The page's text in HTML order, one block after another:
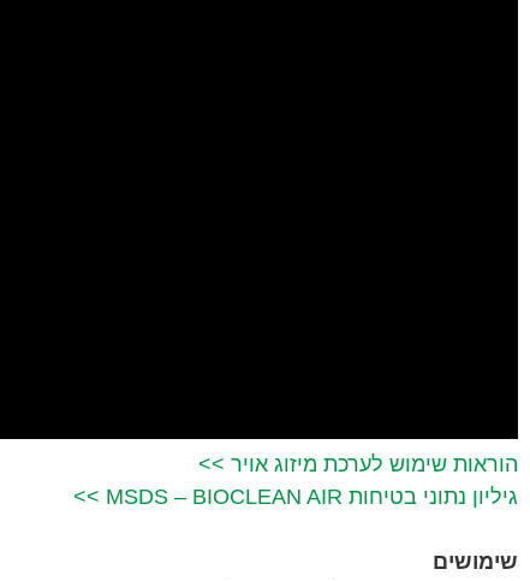
הוראות שימוש לערכת מיזוג אויר >>
גיליון נתוני בטיחות MSDS – BIOCLEAN AIR >>
שימושים